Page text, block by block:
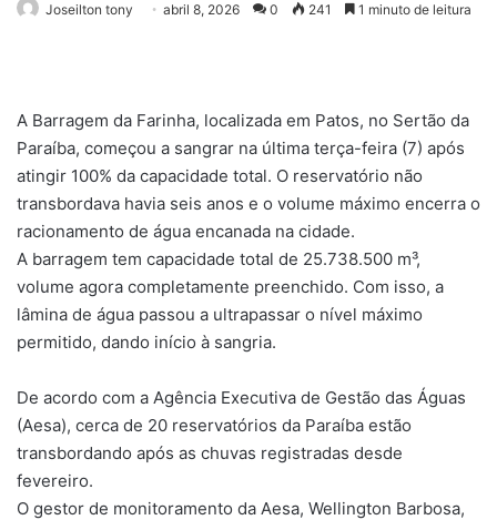
Joseilton tony abril 8, 2026 0 241 1 minuto de leitura
A Barragem da Farinha, localizada em Patos, no Sertão da
Paraíba, começou a sangrar na última terça-feira (7) após
atingir 100% da capacidade total. O reservatório não
transbordava havia seis anos e o volume máximo encerra o
racionamento de água encanada na cidade.
A barragem tem capacidade total de 25.738.500 m³,
volume agora completamente preenchido. Com isso, a
lâmina de água passou a ultrapassar o nível máximo
permitido, dando início à sangria.
De acordo com a Agência Executiva de Gestão das Águas
(Aesa), cerca de 20 reservatórios da Paraíba estão
transbordando após as chuvas registradas desde
fevereiro.
O gestor de monitoramento da Aesa, Wellington Barbosa,